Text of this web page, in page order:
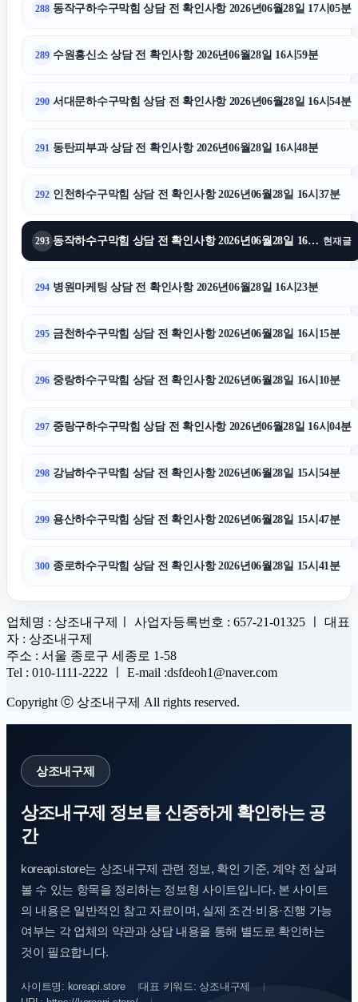
288 동작구하수구막힘 상담 전 확인사항 2026년06월28일 17시05분
289 수원흥신소 상담 전 확인사항 2026년06월28일 16시59분
290 서대문하수구막힘 상담 전 확인사항 2026년06월28일 16시54분
291 동탄피부과 상담 전 확인사항 2026년06월28일 16시48분
292 인천하수구막힘 상담 전 확인사항 2026년06월28일 16시37분
293 동작하수구막힘 상담 전 확인사항 2026년06월28일 16시30분 현재글
294 병원마케팅 상담 전 확인사항 2026년06월28일 16시23분
295 금천하수구막힘 상담 전 확인사항 2026년06월28일 16시15분
296 중랑하수구막힘 상담 전 확인사항 2026년06월28일 16시10분
297 중랑구하수구막힘 상담 전 확인사항 2026년06월28일 16시04분
298 강남하수구막힘 상담 전 확인사항 2026년06월28일 15시54분
299 용산하수구막힘 상담 전 확인사항 2026년06월28일 15시47분
300 종로하수구막힘 상담 전 확인사항 2026년06월28일 15시41분
업체명 : 상조내구제ㅣ 사업자등록번호 : 657-21-01325 ㅣ 대표
자 : 상조내구제
주소 : 서울 종로구 세종로 1-58
Tel : 010-1111-2222 ㅣ E-mail :dsfdeoh1@naver.com
Copyright ⓒ 상조내구제 All rights reserved.
상조내구제
상조내구제 정보를 신중하게 확인하는 공
간
koreapi.store는 상조내구제 관련 정보, 확인 기준, 계약 전 살펴
볼 수 있는 항목을 정리하는 정보형 사이트입니다. 본 사이트
의 내용은 일반적인 참고 자료이며, 실제 조건·비용·진행 가능
여부는 각 업체의 약관과 상담 내용을 통해 별도로 확인하는
것이 필요합니다.
사이트명: koreapi.store
대표 키워드: 상조내구제